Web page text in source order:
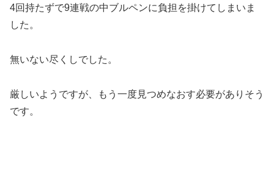
4回持たずで9連戦の中ブルペンに負担を掛けてしまいま
した。
無いない尽くしでした。
厳しいようですが、もう一度見つめなおす必要がありそう
です。